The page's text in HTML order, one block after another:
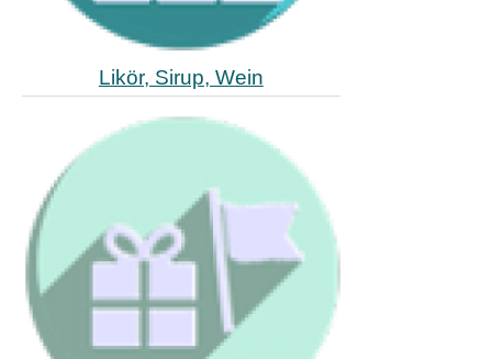
Likör, Sirup, Wein